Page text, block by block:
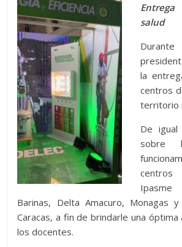
salud
la
centros
territorio
De igual
sobre
Ipasme
Barinas, Delta Amacuro, Monagas
Caracas, a fin de brindarle una óptima
los docentes.